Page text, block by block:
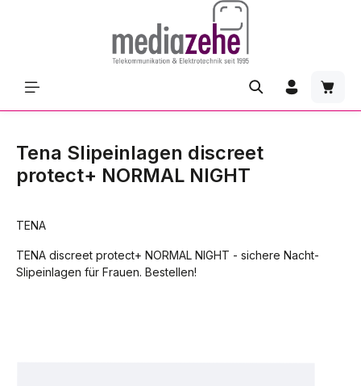
Tena Slipeinlagen discreet
protect+ NORMAL NIGHT
TENA
TENA discreet protect+ NORMAL NIGHT - sichere Nacht-
Slipeinlagen für Frauen. Bestellen!